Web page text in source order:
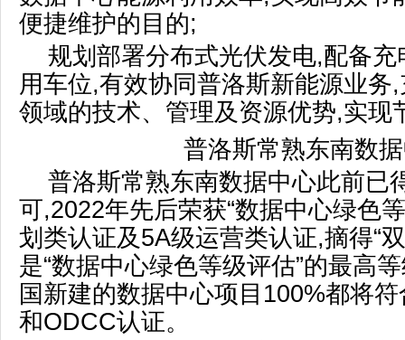
便捷维护的目的;
规划部署分布式光伏发电,配备
用车位,有效协同普洛斯新能源业务
领域的技术、管理及资源优势,实现
普洛斯常熟东南数
普洛斯常熟东南数据中心此前已
可,2022年先后荣获“数据中心绿色
划类认证及5A级运营类认证,摘得“
是“数据中心绿色等级评估”的最高
国新建的数据中心项目100%都将
和ODCC认证。